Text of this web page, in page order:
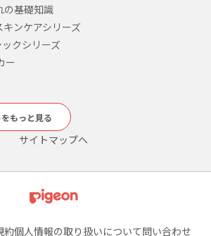
の基礎知識
ンケアシリーズ
クシリーズ
ー
もっと見る
サイトマップへ
約個人情報の取り扱いについて問い合わせ